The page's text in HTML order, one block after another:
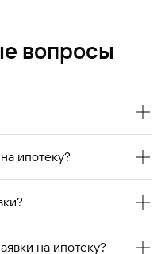
вопросы
заявку на сайте и
ипотеку?
дней.
3 рабочих дней.
на ипотеку?